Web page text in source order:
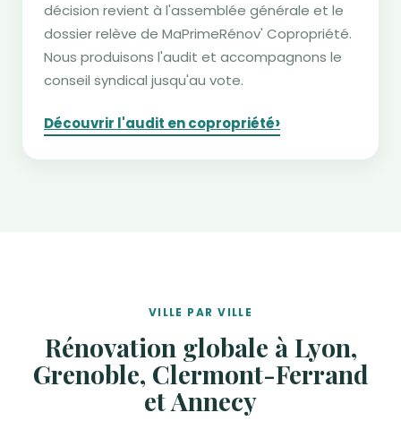
décision revient à l'assemblée générale et le
dossier relève de MaPrimeRénov' Copropriété.
Nous produisons l'audit et accompagnons le
conseil syndical jusqu'au vote.
Découvrir l'audit en copropriété›
VILLE PAR VILLE
Rénovation globale à Lyon,
Grenoble, Clermont-Ferrand
et Annecy